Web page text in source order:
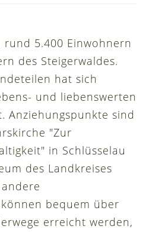
5.400 Einwohnern
des Steigerwaldes.
hat sich
und liebenswerten
Anziehungspunkte sind
"Zur
in Schlüsselau
des Landkreises
bequem über
erreicht werden,